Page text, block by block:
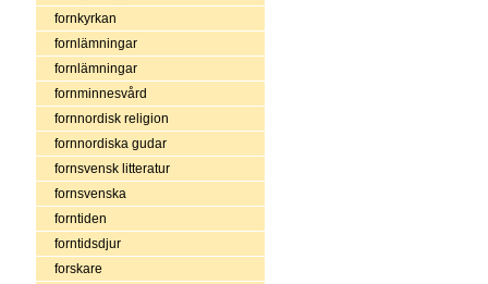
fornkyrkan
fornlämningar
fornlämningar
fornminnesvård
fornnordisk religion
fornnordiska gudar
fornsvensk litteratur
fornsvenska
forntiden
forntidsdjur
forskare